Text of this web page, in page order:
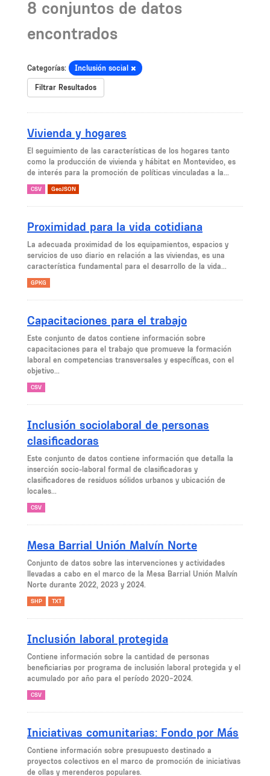
8 conjuntos de datos
encontrados
Categorías: Inclusión social
Filtrar Resultados
Vivienda y hogares
El seguimiento de las características de los hogares tanto
como la producción de vivienda y hábitat en Montevideo, es
de interés para la promoción de políticas vinculadas a la...
CSV GeoJSON
Proximidad para la vida cotidiana
La adecuada proximidad de los equipamientos, espacios y
servicios de uso diario en relación a las viviendas, es una
característica fundamental para el desarrollo de la vida...
GPKG
Capacitaciones para el trabajo
Este conjunto de datos contiene información sobre
capacitaciones para el trabajo que promueve la formación
laboral en competencias transversales y específicas, con el
objetivo...
CSV
Inclusión sociolaboral de personas
clasificadoras
Este conjunto de datos contiene información que detalla la
inserción socio-laboral formal de clasificadoras y
clasificadores de residuos sólidos urbanos y ubicación de
locales...
CSV
Mesa Barrial Unión Malvín Norte
Conjunto de datos sobre las intervenciones y actividades
llevadas a cabo en el marco de la Mesa Barrial Unión Malvín
Norte durante 2022, 2023 y 2024.
SHP TXT
Inclusión laboral protegida
Contiene información sobre la cantidad de personas
beneficiarias por programa de inclusión laboral protegida y el
acumulado por año para el período 2020-2024.
CSV
Iniciativas comunitarias: Fondo por Más
Contiene información sobre presupuesto destinado a
proyectos colectivos en el marco de promoción de iniciativas
de ollas y merenderos populares.